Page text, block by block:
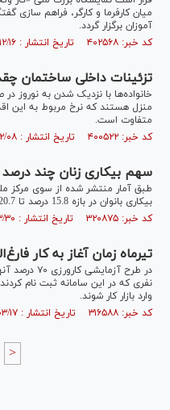
ميان کارفرما و کارگر، فراهم سازی
آموزان برگزار گردد.
کد خبر: ۴۰۲۵۶۸ تاریخ انتشار : ۱۳۹۶/۱۲/۱۶
تزئینات داخلی ساختمان
خانواده‌ها با نزدیک شدن به نوروز
منزل هستند که نرخ مربوط به این
متفاوت است.
کد خبر: ۴۰۰۵۲۲ تاریخ انتشار : ۱۳۹۶/۱۲/۰۸
سهم بیکاری زنان چند
بیکاری بانوان در بازه 15.8 درصد تا 20.7 درصد در نوسان بوده است.
کد خبر: ۳۲۰۸۷۵ تاریخ انتشار : ۱۳۹۶/۰۳/۳۰
تیرماه زمان آغاز به کار
وارد بازار کار شوند.
کد خبر: ۳۱۶۵۸۸ تاریخ انتشار : ۱۳۹۶/۰۳/۱۷
>